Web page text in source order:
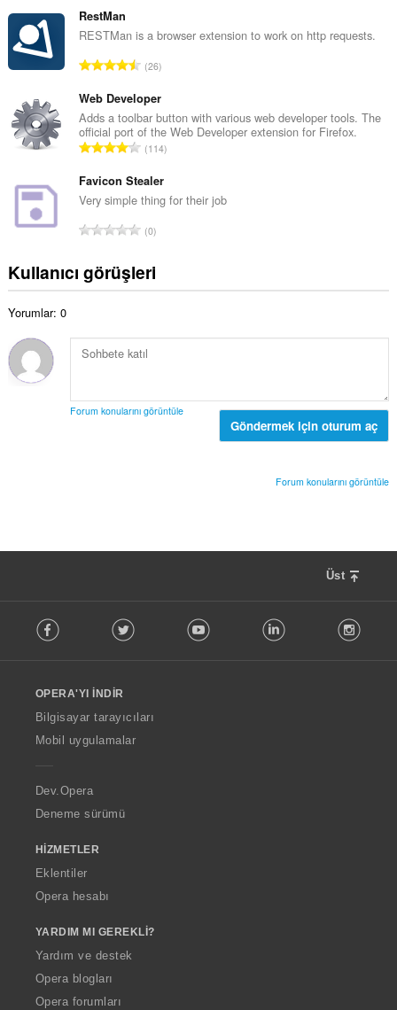
s
a
y
ı
s
ı
:
l
m
y
s
a
y
ı
s
:
RestMan
RESTMan is a browser extension to work on http requests.
T
p
l
a
m
y
s
a
y
s
ı
26
Web Developer
Adds a toolbar button with various web developer tools. The
official port of the Web Developer extension for Firefox.
T
p
l
m
y
s
ı
s
114
Favicon Stealer
Very simple thing for their job
T
p
l
o
y
y
0
Kullanıcı görüşleri
Yorumlar: 0
Forum konularını görüntüle
Göndermek için oturum aç
Forum konularını görüntüle
Üst
o
w
O
p
a
Facebook Twitter Youtube LinkedIn
OPERA'YI İNDIR
Bilgisayar tarayıcıları
Mobil uygulamalar
Dev.Opera
Deneme sürümü
HIZMETLER
Eklentiler
Opera hesabı
YARDIM MI GEREKLI?
Yardım ve destek
Opera blogları
Opera forumları